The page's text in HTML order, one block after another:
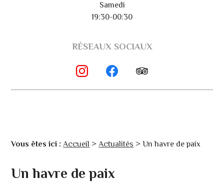
Samedi
19:30-00:30
RÉSEAUX SOCIAUX
Vous êtes ici : Accueil >Actualités > Un havre de paix
Un havre de paix